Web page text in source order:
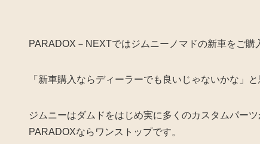
PARADOX－NEXTではジムニーノマドの新車をご購
「新車購入ならディーラーでも良いじゃないかな」
ジムニーはダムドをはじめ実に多くのカスタムパー
PARADOXならワンストップです。